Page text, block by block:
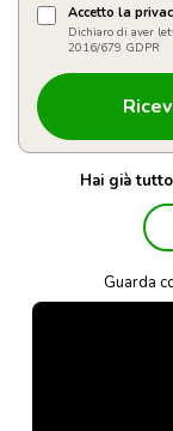
Accetto la
Dichiaro di aver
2016/679 GDPR
Hai già
Guarda